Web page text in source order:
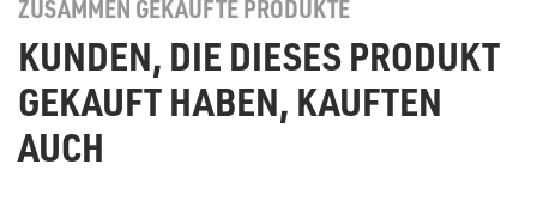
ZUSAMMEN GEKAUFTE PRODUKTE
KUNDEN, DIE DIESES PRODUKT
GEKAUFT HABEN, KAUFTEN
AUCH